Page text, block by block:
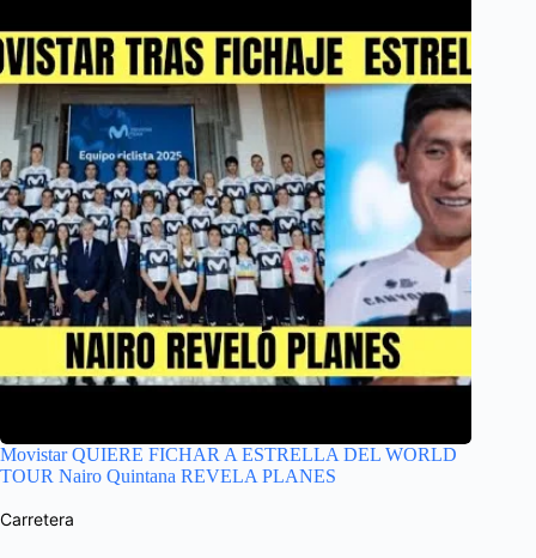
Movistar QUIERE FICHAR A ESTRELLA DEL WORLD
TOUR Nairo Quintana REVELA PLANES
Carretera